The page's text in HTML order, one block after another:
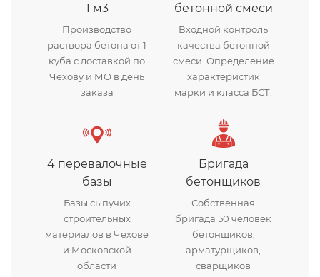
1 м3
Производство
раствора бетона от 1
куба с доставкой по
Чехову и МО в день
заказа
бетонной смеси
Входной контроль
качества бетонной
смеси. Определение
характеристик
марки и класса БСТ.
4 перевалочные
базы
Базы сыпучих
строительных
материалов в Чехове
и Московской
области
Бригада
бетонщиков
Собственная
бригада 50 человек
бетонщиков,
арматурщиков,
сварщиков